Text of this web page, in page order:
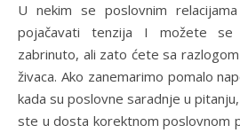
U nekim se poslovnim
pojačavati tenzija I možete se
zabrinuto, ali zato ćete sa
živaca. Ako zanemarimo pomalo
kada su poslovne saradnje u
ste u dosta korektnom poslovnom